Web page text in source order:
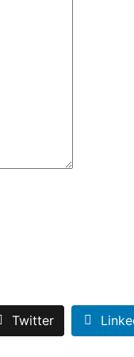
Twitter